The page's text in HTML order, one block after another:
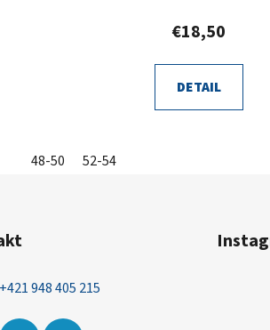
€18,50
DETAIL
48-50 52-54
+421 948 405 215